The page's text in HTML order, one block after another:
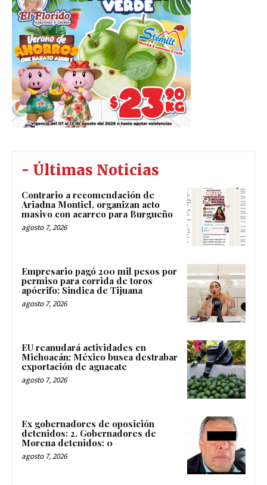
- Últimas Noticias
Contrario a recomendación de
Ariadna Montiel, organizan acto
masivo con acarreo para Burgueño
agosto 7, 2026
Empresario pagó 200 mil pesos por
permiso para corrida de toros
apócrifo: Sindica de Tijuana
agosto 7, 2026
EU reanudará actividades en
Michoacán; México busca destrabar
exportación de aguacate
agosto 7, 2026
Ex gobernadores de oposición
detenidos: 2. Gobernadores de
Morena detenidos: 0
agosto 7, 2026